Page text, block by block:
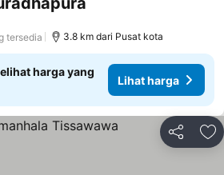
tersedia 3.8 km dari Pusat kota
harga yang
Lihat harga
Bagikan